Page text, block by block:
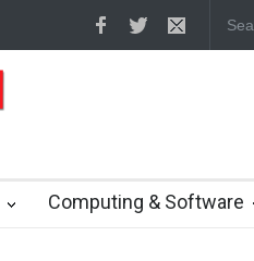
Yahoo setuju Verizon turunkan
Computing & Software